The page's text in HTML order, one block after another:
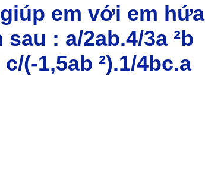
em với em hứa
: a/2ab.4/3a ²b
(-1,5ab ²).1/4bc.a